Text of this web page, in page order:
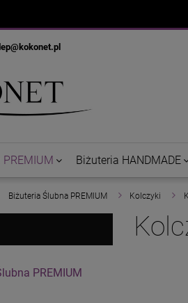
Biżuteria HANDMADE
Biżuteria Ślubna PREMIUM Kolczyki »
PREMIUM